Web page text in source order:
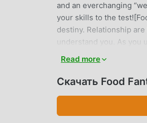
and an everchanging
your skills to the
destiny. Relationship
understand you. As you
ties between you are
up password protection
need to request access
download. Have any
Read more
Скачать Food